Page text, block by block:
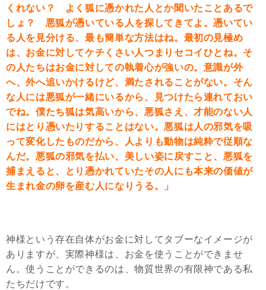
くれない？ よく狐に憑かれた人とか聞いたことあるで
しょ？ 悪狐が憑いている人を探してきてよ。憑いてい
る人を見分ける、最も簡単な方法はね。最初の見極め
は、お金に対してケチくさい人つまりセコイひとね。そ
の人たちはお金に対しての執着心が強いの。意識が外
へ、外へ追いかけるけど、満たされることがない。そん
な人には悪狐が一緒にいるから、見つけたら連れておい
でね。僕たち狐は気高いから、悪狐さえ、才能のない人
にはとり憑いたりすることはない。悪狐は人の邪気を吸
って変化したものだから、人よりも動物は純粋で従順な
んだ。悪狐の邪気を払い、美しい姿に戻すこと、悪狐を
捕まえると、とり憑かれていたその人にも本来の価値が
生まれ金の卵を産む人になりうる。」
神様という存在自体がお金に対してタブーなイメージが
ありますが、実際神様は、お金を使うことができませ
ん。使うことができるのは、物質世界の有限神である私
たちだけです。